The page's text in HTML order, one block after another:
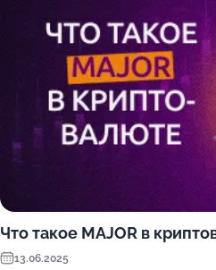
Что такое MAJOR в
13.06.2025